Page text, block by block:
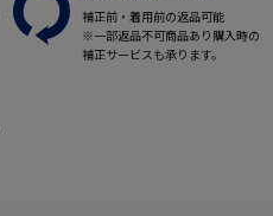
補正前・着用前の返品可能
※一部返品不可商品あり購入時の
補正サービスも承ります。